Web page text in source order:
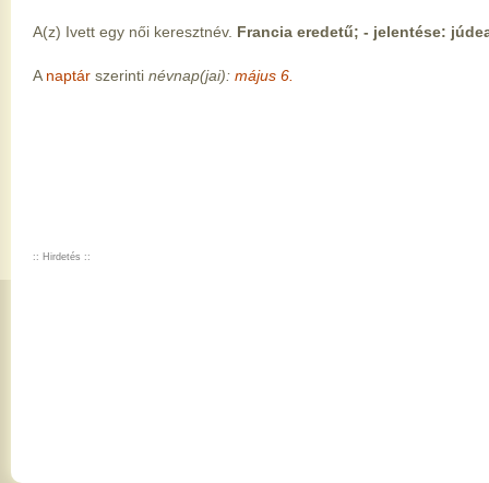
A(z) Ivett egy női keresztnév. Francia eredetű; - jelentése:
A naptár szerinti névnap(jai): május 6.
:: Hirdetés ::